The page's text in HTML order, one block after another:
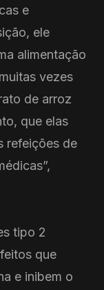
e
ele
alimentação
vezes
de arroz
que elas
refeições de
tipo 2
que
e inibem o